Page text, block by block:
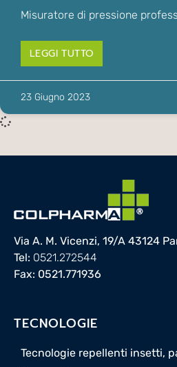
Misuratore di pressione
LEGGI TUTTO
23 Giugno 2023
Via A. M. Vicenzi, 19/A 43124
Tel: 0521.272544
Fax: 0521.771936
TECNOLOGIE
Tecnologie repellenti insetti,